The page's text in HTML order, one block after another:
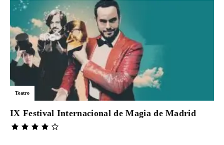
Teatro
IX Festival Internacional de Magia de Madrid